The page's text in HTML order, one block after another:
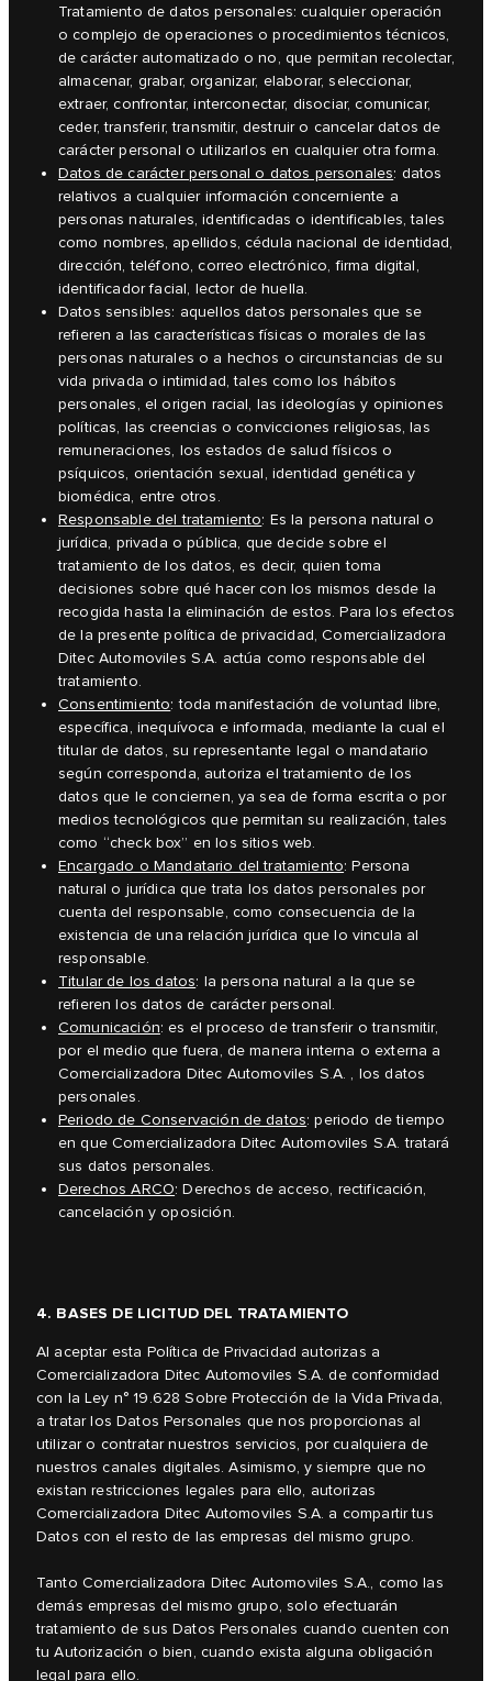
Tratamiento de datos personales: cualquier operación
o complejo de operaciones o procedimientos técnicos,
de carácter automatizado o no, que permitan recolectar,
almacenar, grabar, organizar, elaborar, seleccionar,
extraer, confrontar, interconectar, disociar, comunicar,
ceder, transferir, transmitir, destruir o cancelar datos de
carácter personal o utilizarlos en cualquier otra forma.
Datos de carácter personal o datos personales: datos
relativos a cualquier información concerniente a
personas naturales, identificadas o identificables, tales
como nombres, apellidos, cédula nacional de identidad,
dirección, teléfono, correo electrónico, firma digital,
identificador facial, lector de huella.
Datos sensibles: aquellos datos personales que se
refieren a las características físicas o morales de las
personas naturales o a hechos o circunstancias de su
vida privada o intimidad, tales como los hábitos
personales, el origen racial, las ideologías y opiniones
políticas, las creencias o convicciones religiosas, las
remuneraciones, los estados de salud físicos o
psíquicos, orientación sexual, identidad genética y
biomédica, entre otros.
Responsable del tratamiento: Es la persona natural o
jurídica, privada o pública, que decide sobre el
tratamiento de los datos, es decir, quien toma
decisiones sobre qué hacer con los mismos desde la
recogida hasta la eliminación de estos. Para los efectos
de la presente política de privacidad, Comercializadora
Ditec Automoviles S.A. actúa como responsable del
tratamiento.
Consentimiento: toda manifestación de voluntad libre,
específica, inequívoca e informada, mediante la cual el
titular de datos, su representante legal o mandatario
según corresponda, autoriza el tratamiento de los
datos que le conciernen, ya sea de forma escrita o por
medios tecnológicos que permitan su realización, tales
como “check box” en los sitios web.
Encargado o Mandatario del tratamiento: Persona
natural o jurídica que trata los datos personales por
cuenta del responsable, como consecuencia de la
existencia de una relación jurídica que lo vincula al
responsable.
Titular de los datos: la persona natural a la que se
refieren los datos de carácter personal.
Comunicación: es el proceso de transferir o transmitir,
por el medio que fuera, de manera interna o externa a
Comercializadora Ditec Automoviles S.A. , los datos
personales.
Periodo de Conservación de datos: periodo de tiempo
en que Comercializadora Ditec Automoviles S.A. tratará
sus datos personales.
Derechos ARCO: Derechos de acceso, rectificación,
cancelación y oposición.
4. BASES DE LICITUD DEL TRATAMIENTO
Al aceptar esta Política de Privacidad autorizas a
Comercializadora Ditec Automoviles S.A. de conformidad
con la Ley n° 19.628 Sobre Protección de la Vida Privada,
a tratar los Datos Personales que nos proporcionas al
utilizar o contratar nuestros servicios, por cualquiera de
nuestros canales digitales. Asimismo, y siempre que no
existan restricciones legales para ello, autorizas
Comercializadora Ditec Automoviles S.A. a compartir tus
Datos con el resto de las empresas del mismo grupo.
Tanto Comercializadora Ditec Automoviles S.A., como las
demás empresas del mismo grupo, solo efectuarán
tratamiento de sus Datos Personales cuando cuenten con
tu Autorización o bien, cuando exista alguna obligación
legal para ello.